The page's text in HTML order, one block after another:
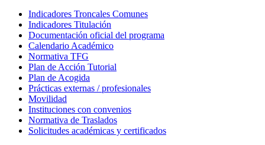
Indicadores Troncales Comunes
Indicadores Titulación
Documentación oficial del programa
Calendario Académico
Normativa TFG
Plan de Acción Tutorial
Plan de Acogida
Prácticas externas / profesionales
Movilidad
Instituciones con convenios
Normativa de Traslados
Solicitudes académicas y certificados